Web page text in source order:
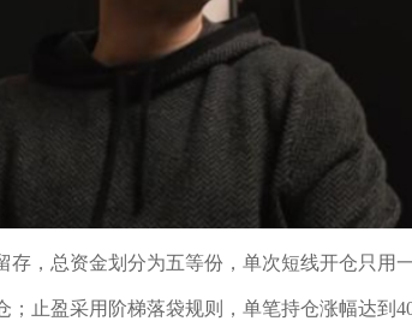
存，总资金划分为五等份，单次短线开仓只用
止盈采用阶梯落袋规则，单笔持仓涨幅达到